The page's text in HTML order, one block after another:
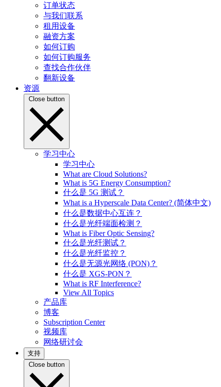
订单状态
与我们联系
租用设备
融资方案
如何订购
如何订购服务
查找合作伙伴
翻新设备
资源
Close button
学习中心
学习中心
What are Cloud Solutions?
What is 5G Energy Consumption?
什么是 5G 测试？
What is a Hyperscale Data Center? (简体中文)
什么是数据中心互连？
什么是光纤端面检测？
What is Fiber Optic Sensing?
什么是光纤测试？
什么是光纤监控？
什么是无源光网络 (PON)？
什么是 XGS-PON？
What is RF Interference?
View All Topics
产品库
博客
Subscription Center
视频库
网络研讨会
支持
Close button